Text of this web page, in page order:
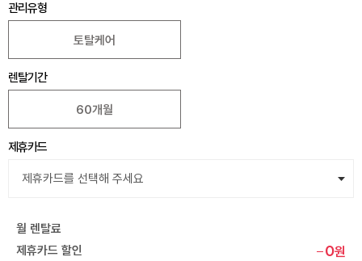
관리유형
토탈케어
렌탈기간
60개월
제휴카드
월 렌탈료
제휴카드 할인
0원